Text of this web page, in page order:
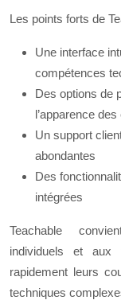
Les points forts de
Une interface
compétences
Des options de
l’apparence
Un support
abondantes
Des
intégrées
Teachable
individuels et aux
rapidement leurs
techniques